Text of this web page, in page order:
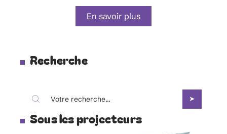
En savoir plus
Recherche
Sous les projecteurs